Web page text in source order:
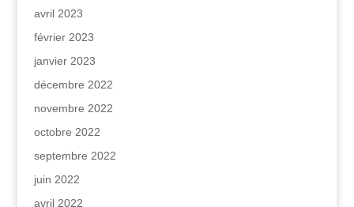
avril 2023
février 2023
janvier 2023
décembre 2022
novembre 2022
octobre 2022
septembre 2022
juin 2022
avril 2022